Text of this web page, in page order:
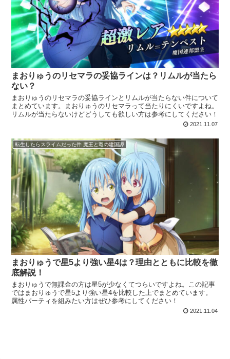
まおりゅうのリセマラの妥協ラインは？リムルが当たら
ない？
まおりゅうのリセマラの妥協ラインとリムルが当たらない件について
まとめています。まおりゅうのリセマラって当たりにくいですよね。
リムルが当たらないけどどうしても欲しい方は参考にしてください！
2021.11.07
転生したらスライムだった件 魔王と竜の建国譚
まおりゅうで星5より強い星4は？理由とともに比較を徹
底解説！
まおりゅうで無課金の方は星5が少なくてつらいですよね。この記事
ではまおりゅうで星5より強い星4を比較した上でまとめています。
属性パーティを組みたい方はぜひ参考にしてください！
2021.11.04